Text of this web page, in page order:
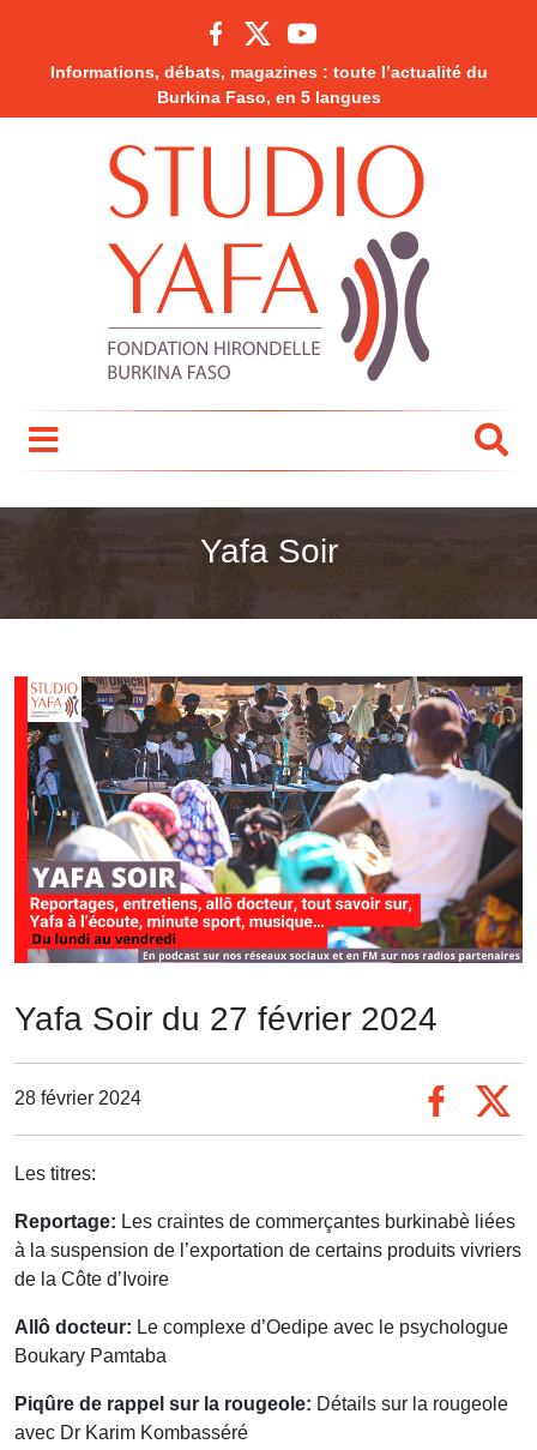
Informations, débats, magazines : toute l’actualité du
Burkina Faso, en 5 langues
Yafa Soir
Yafa Soir du 27 février 2024
28 février 2024
Les titres:
Reportage: Les craintes de commerçantes burkinabè liées
à la suspension de l’exportation de certains produits vivriers
de la Côte d’Ivoire
Allô docteur: Le complexe d’Oedipe avec le psychologue
Boukary Pamtaba
Piqûre de rappel sur la rougeole: Détails sur la rougeole
avec Dr Karim Kombasséré